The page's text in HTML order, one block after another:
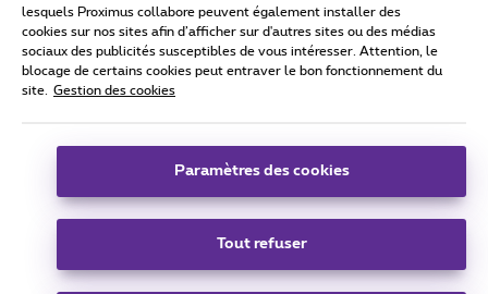
Tous droits réservés. © 2026 Proximus
Conditions générales, info consommateur
Coordonnées de l’entreprise
Boulevard du Roi Albert II 27 - B-1030 Bruxelles.
lesquels Proximus collabore peuvent également installer des
cookies sur nos sites afin d’afficher sur d'autres sites ou des médias
sociaux des publicités susceptibles de vous intéresser. Attention, le
blocage de certains cookies peut entraver le bon fonctionnement du
site.
Gestion des cookies
Paramètres des cookies
Tout refuser